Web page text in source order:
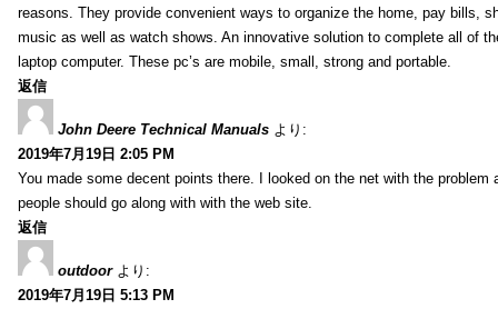
reasons. They provide convenient ways to organize the home, pay bills,
music as well as watch shows. An innovative solution to complete all of
laptop computer. These pc’s are mobile, small, strong and portable.
返信
John Deere Technical Manuals より:
2019年7月19日 2:05 PM
You made some decent points there. I looked on the net with the problem
people should go along with with the web site.
返信
outdoor より:
2019年7月19日 5:13 PM